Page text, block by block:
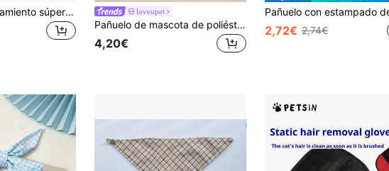
Pañuelo de enfriamiento súper absorbente de PVA para perros de la marca Paws Sauvy - Enfriamiento instantáneo, transpirable y ajuste cómodo (adecuado para tamaños de cuello de 18-70 cm), ideal para una experiencia cómoda al aire libre en verano loveupet
Pañuelo de mascota de poliéster casual a rayas de denim con estampado de huellas y patrón lindo de perro, adecuado para gatos y perros pequeños y medianos para uso al aire libre y diario, suministros para mascotas (no apto para perros grandes)
4,20€
2,72€ 2,74€